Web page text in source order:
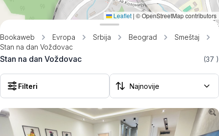
Bookaweb Evropa Srbija Beograd
Smeštaj
Stan na dan Voždovac
Stan na dan Voždovac (37 )
Filteri
Leaflet | © OpenStreetMap contributors